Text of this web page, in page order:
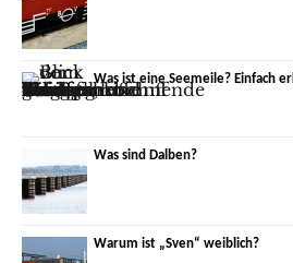
Was ist eine Seemeile? Einfach
Was sind Dalben?
Warum ist „Sven“ weiblich?